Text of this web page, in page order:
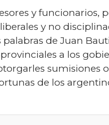
y funcionarios,
y no
palabras de Juan
a los
sumisiones
de los